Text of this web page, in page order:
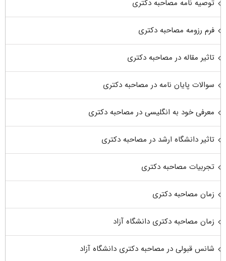
توصیه نامه مصاحبه دکتری
فرم رزومه مصاحبه دکتری
تاثیر مقاله در مصاحبه دکتری
سوالات پایان نامه در مصاحبه دکتری
معرفی خود به انگلیسی در مصاحبه دکتری
تاثیر دانشگاه ارشد در مصاحبه دکتری
تجربیات مصاحبه دکتری
زمان مصاحبه دکتری
زمان مصاحبه دکتری دانشگاه آزاد
شانس قبولی در مصاحبه دکتری دانشگاه آزاد